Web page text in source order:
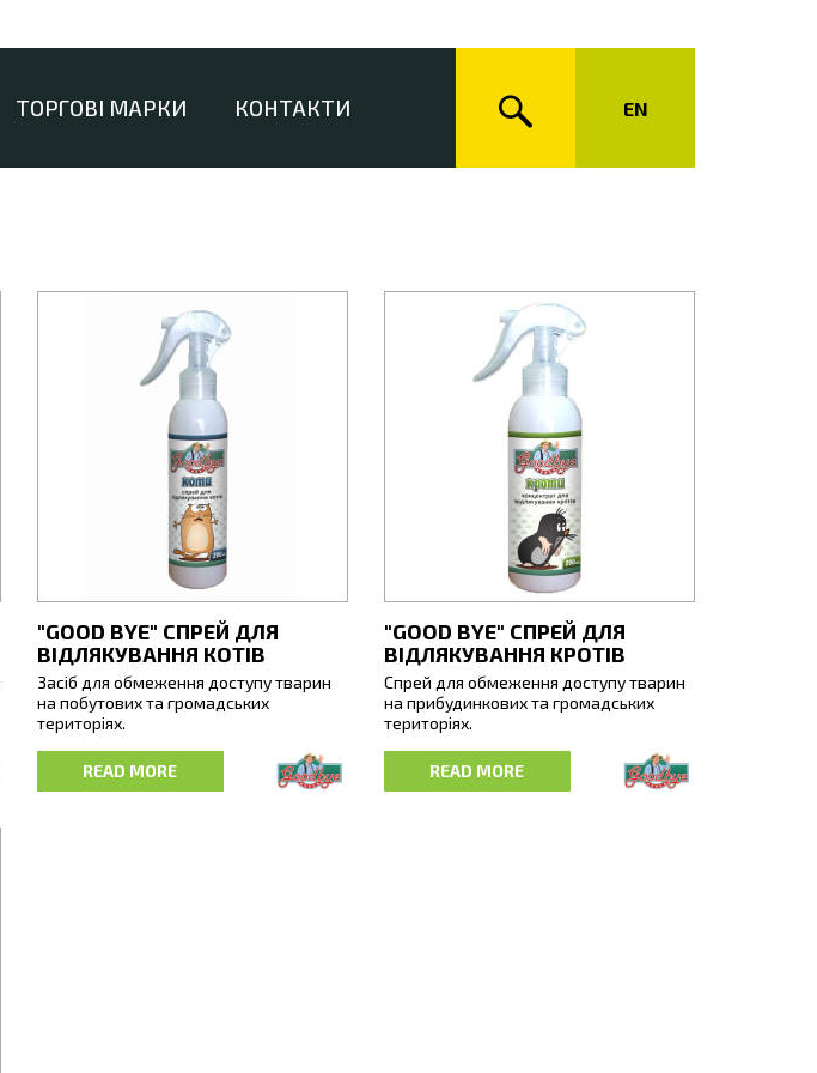
ТОРГОВІ МАРКИ КОНТАКТИ EN
"GOOD BYE" СПРЕЙ ДЛЯ
ВІДЛЯКУВАННЯ КОТІВ
Засіб для обмеження доступу тварин
на побутових та громадських
територіях.
Спрей допоможе відучити ваших
улюбленців від шкідливих звичок:
READ MORE
"GOOD BYE" СПРЕЙ ДЛЯ
ВІДЛЯКУВАННЯ КРОТІВ
Спрей для обмеження доступу тварин
на прибудинкових та громадських
територіях.
Засіб містиить ароматичні олії,
неприємні для кротів та землеройок,
READ MORE